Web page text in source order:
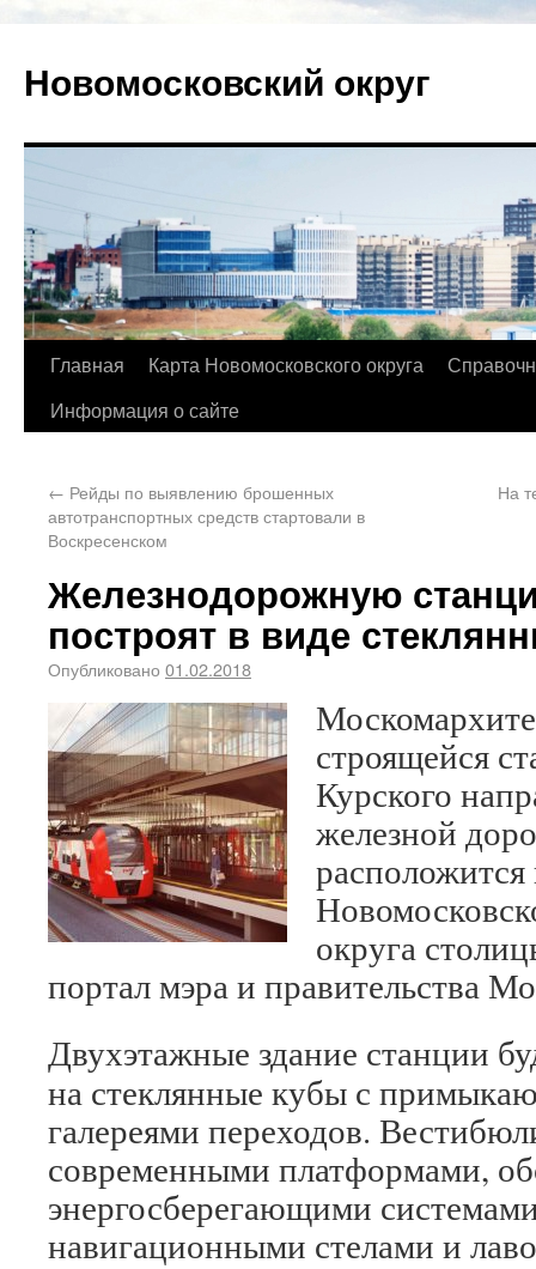
Новомосковский округ
Главная Карта Новомосковского округа
Информация о сайте
← Рейды по выявлению брошенных
автотранспортных средств стартовали в
Воскресенском
На
Железнодорожную
построят в виде
Опубликовано 01.02.2018
строящейся
Курского
железной
округа
портал мэра и правительства
Двухэтажные здание станции
на стеклянные кубы с
галереями переходов.
современными платформами,
энергосберегающими
навигационными стелами и